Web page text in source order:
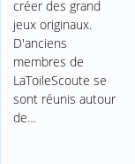
créer des grand
jeux originaux.
D'anciens
membres de
LaToileScoute se
sont réunis autour
de…